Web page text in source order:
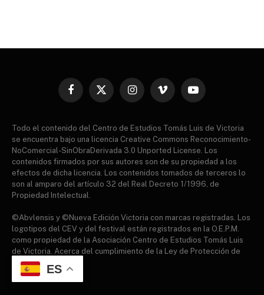
Facebook
X
InstagramVimeo YouTube
Todo el contenido del Centro de Estudios Tomás Luis de Victoria
se encuentra bajo una licencia Creative Commons Reconocimiento-
NoComercial-SinObraDerivada 3.0 Unported License. Los
contenidos firmados por sus autores son de su propiedad a los
efectos de dicha licencia. Los contenidos tomados de terceros lo
son al amparo del artículo 32 del Real Decreto 1/1996, de
Propiedad Intelectual.
©Abvlensis y ©Nueva Edición Victoria con marcas registradas. Los
logotipos del CEV y del festival están registrados en la O.E.P.M.
como propiedad de la Asociación Centro de Estudios Tomás Luis
de Victoria. Acerca del cumplimiento de la Ley de Protección de
datos.
ES